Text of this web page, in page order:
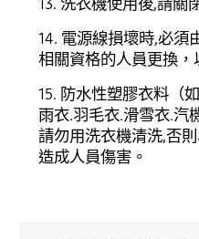
13. 洗衣機使用後,請關
14. 電源線損壞時,必須
相關資格的人員更換，
15. 防水性塑膠衣料（
雨衣.羽毛衣.滑雪衣.汽
請勿用洗衣機清洗,否
造成人員傷害。